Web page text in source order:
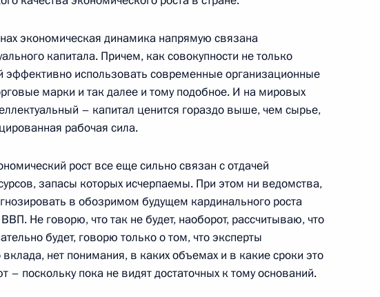
раввином России Берлом Лазаром
Кремль
экономическим вопросам
и председателем правления
Электрик» Джеффри Иммельтом
экономическая динамика напрямую связана
капитала. Причем, как совокупности не только
эффективно использовать современные организационные
марки и так далее и тому подобное. И на мировых
– капитал ценится гораздо выше, чем сырье,
рабочая сила.
рост все еще сильно связан с отдачей
запасы которых исчерпаемы. При этом ни ведомства,
в обозримом будущем кардинального роста
Не говорю, что так не будет, наоборот, рассчитываю, что
будет, говорю только о том, что эксперты
нет понимания, в каких объемах и в какие сроки это
– поскольку пока не видят достаточных к тому оснований.